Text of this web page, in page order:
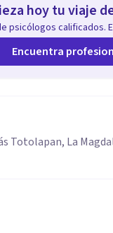
hoy tu viaje
psicólogos calificados.
Encuentra
Totolapan, La